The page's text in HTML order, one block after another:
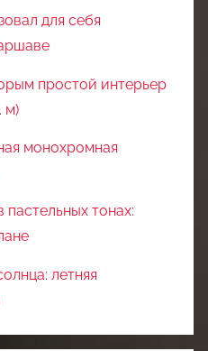
для себя
простой интерьер
м)
монохромная
тонах:
летняя